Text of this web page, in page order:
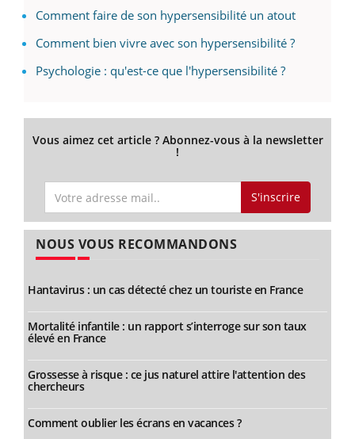
Comment faire de son hypersensibilité un atout
Comment bien vivre avec son hypersensibilité ?
Psychologie : qu'est-ce que l'hypersensibilité ?
Vous aimez cet article ? Abonnez-vous à la newsletter
!
S'inscrire
NOUS VOUS RECOMMANDONS
Hantavirus : un cas détecté chez un touriste en France
Mortalité infantile : un rapport s’interroge sur son taux
élevé en France
Grossesse à risque : ce jus naturel attire l'attention des
chercheurs
Comment oublier les écrans en vacances ?